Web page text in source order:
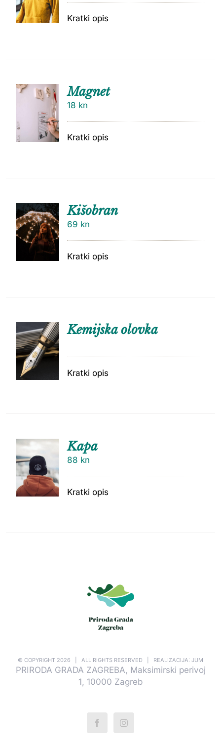
Kratki opis
DODAJ
Magnet
18 kn
Kratki opis
DODAJ
U
KOŠARI
Kišobran
69 kn
Kratki opis
Kemijska olovka
Kratki opis
KOŠARI
CU
Kapa
88 kn
Kratki opis
© COPYRIGHT 2026 | ALL RIGHTS RESERVED | REALIZACIJA: JUM
PRIRODA GRADA ZAGREBA, Maksimirski perivoj
1, 10000 Zagreb